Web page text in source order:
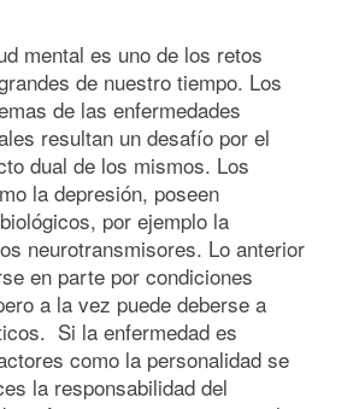
mental es uno de los retos
de nuestro tiempo. Los
de las enfermedades
resultan un desafío por el
dual de los mismos. Los
la depresión, poseen
por ejemplo la
neurotransmisores. Lo anterior
en parte por condiciones
a la vez puede deberse a
Si la enfermedad es
como la personalidad se
la responsabilidad del